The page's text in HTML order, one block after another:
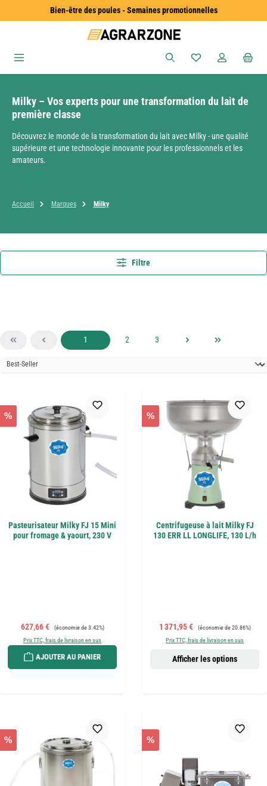
Passer au contenu principalBien-être des poules - Semaines promotionnelles
Vous avez 0
Milky – Vos experts pour une transformation du lait de
première classe
Découvrez le monde de la transformation du lait avec Milky - une qualité
supérieure et une technologie innovante pour les professionnels et les
amateurs.
Accueil Marques Milky
Filtre
Page
1 Page
2 Page
3
%
Pasteurisateur Milky FJ 15 Mini
pour fromage & yaourt, 230 V
Prix de vente :
627,66 € Prix régulier :
(économie de 3.42%)
Prix TTC, frais de livraison en sus
AJOUTER AU PANIER
%
Centrifugeuse à lait Milky FJ
130 ERR LL LONGLIFE, 130 L/h
Prix de vente :
1 371,95 € Prix régulier :
(économie de 20.86%)
Prix TTC, frais de livraison en sus
Afficher les options
% %